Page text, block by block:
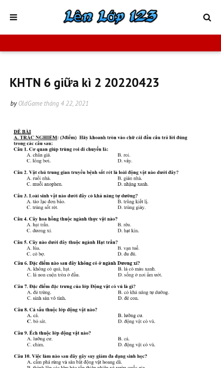
KHTN 6 giữa kì 2 20220423
by OldGame tháng 4 22, 2021